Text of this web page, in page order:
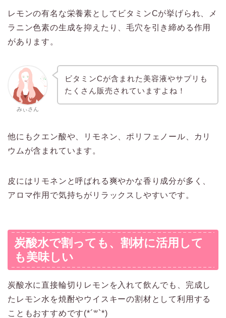
レモンの有名な栄養素としてビタミンCが挙げられ、メ
ラニン色素の生成を抑えたり、毛穴を引き締める作用
があります。
みぃさん
ビタミンCが含まれた美容液やサプリも
たくさん販売されていますよね！
他にもクエン酸や、リモネン、ポリフェノール、カリ
ウムが含まれています。
皮にはリモネンと呼ばれる爽やかな香り成分が多く、
アロマ作用で気持ちがリラックスしやすいです。
炭酸水で割っても、割材に活用して
も美味しい
炭酸水に直接輪切りレモンを入れて飲んでも、完成し
たレモン水を焼酎やウイスキーの割材として利用する
こともおすすめです(*´꒳`*)